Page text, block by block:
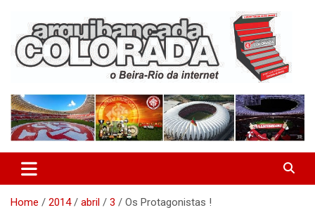
content
Arquibancada Colorada
Home 2014 abril 3 Os Protagonistas !